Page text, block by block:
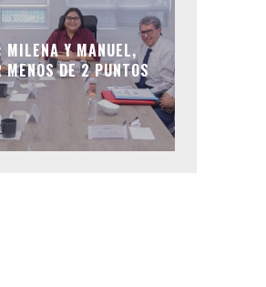
MILENA Y MANUEL,
MENOS DE 2 PUNTOS